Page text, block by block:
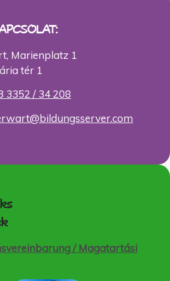
Marienplatz 1
tér 1
3352 / 34 208
/ Magatartási